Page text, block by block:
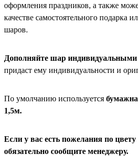
оформления праздников, а также
качестве самостоятельного подарка
шаров.
Дополняйте шар
придаст ему индивидуальности и
По умолчанию используется
1,5м.
Если у вас есть пожелания по
обязательно сообщите менеджеру.